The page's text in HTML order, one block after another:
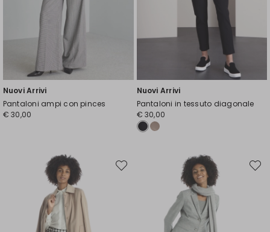
Nuovi Arrivi
Pantaloni ampi con pinces
€ 30,00
Nuovi Arrivi
Pantaloni in tessuto diagonale
€ 30,00
Sposta